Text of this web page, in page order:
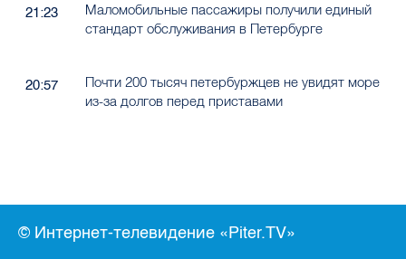
21:23
Маломобильные пассажиры получили единый
стандарт обслуживания в Петербурге
20:57
Почти 200 тысяч петербуржцев не увидят море
из-за долгов перед приставами
© Интернет-телевидение «Piter.TV»